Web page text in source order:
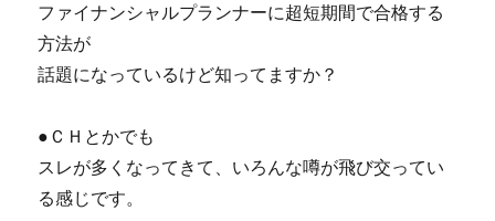
ファイナンシャルプランナーに超短期間で合格する
方法が
話題になっているけど知ってますか？
●ＣＨとかでも
スレが多くなってきて、いろんな噂が飛び交ってい
る感じです。